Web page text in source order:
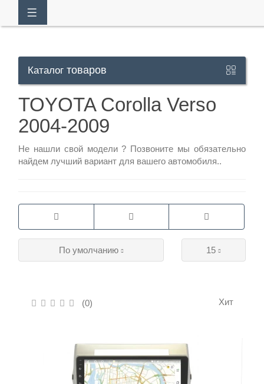
113-
Режим
Контакты
Каталог товаров
TOYOTA Corolla Verso
2004-2009
Не нашли свой модели ? Позвоните мы обязательно
найдем лучший вариант для вашего автомобиля..
15
По умолчанию
(0) Хит